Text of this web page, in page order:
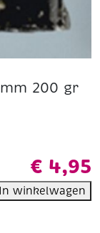
200 gr
€ 4,95
In winkelwagen